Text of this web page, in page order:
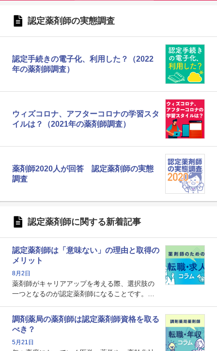
認定薬剤師の実態調査
認定手続きの電子化、利用した？（2022
年の薬剤師調査）
ウィズコロナ、アフターコロナの学習スタ
イルは？（2021年の薬剤師調査）
薬剤師2020人が回答 認定薬剤師の実態
調査
認定薬剤師に関する新着記事
認定薬剤師は「意味ない」の理由と取得の
メリット
8月2日
薬剤師がキャリアアップを考える際、選択肢の
一つとなるのが認定薬剤師になることです。し
という声を聞いたことがあるかもしれません。
本記事では、認定薬剤師が「意味ない」といわ
れる理由や、取得するメリット、年収・キャリ
アへの影響を解説します。
調剤薬局の薬剤師は認定薬剤師資格を取る
べき？
5月21日